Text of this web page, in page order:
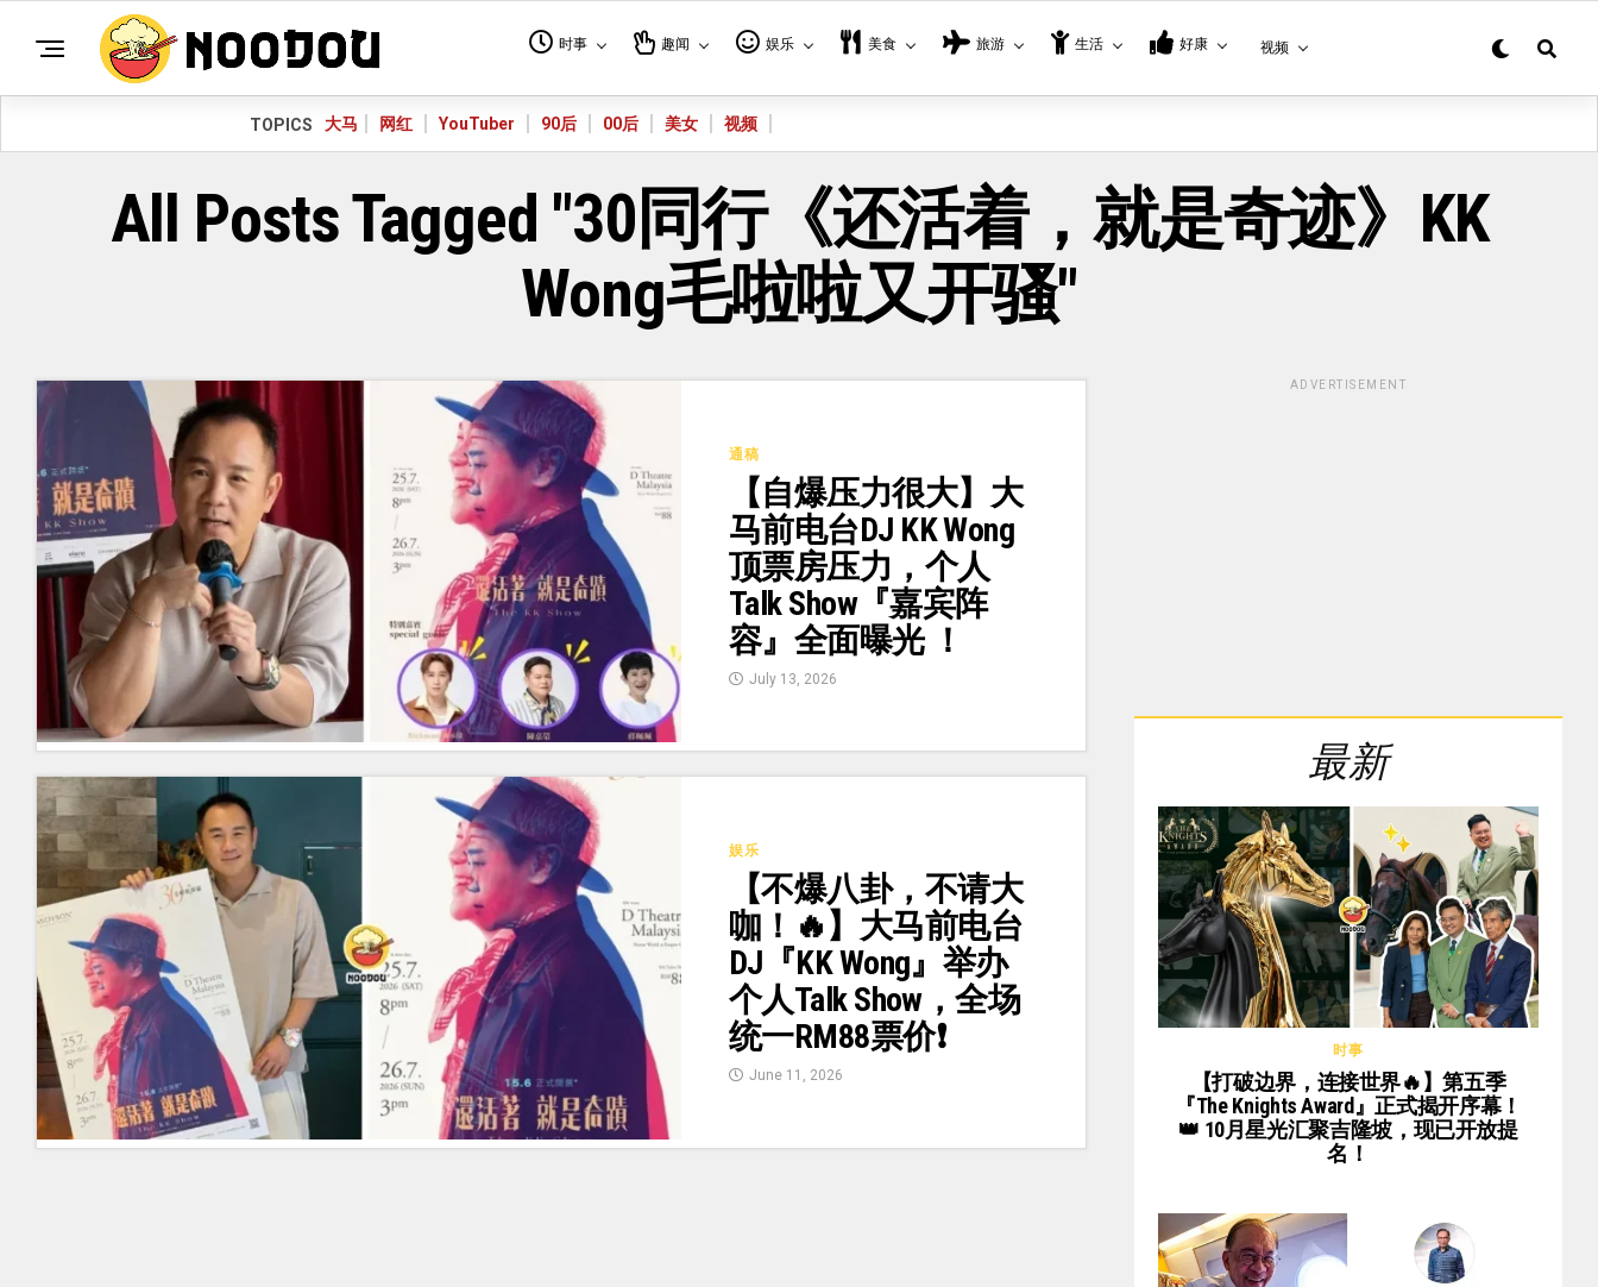
时事 趣闻 娱乐 美食 旅游 生活 好康 视频
TOPICS 大马 网红 YouTuber 90后 00后 美女 视频
All Posts Tagged "30同行《还活着，就是奇迹》KK
Wong毛啦啦又开骚"
通稿
【自爆压力很大】大
马前电台DJ KK Wong
顶票房压力，个人
Talk Show『嘉宾阵
容』全面曝光 ！
July 13, 2026
娱乐
【不爆八卦，不请大
咖！🔥】大马前电台
DJ『KK Wong』举办
个人Talk Show，全场
统一RM88票价❗
June 11, 2026
ADVERTISEMENT
最新
时事
【打破边界，连接世界🔥】第五季
『The Knights Award』正式揭开序幕！
👑 10月星光汇聚吉隆坡，现已开放提
名！